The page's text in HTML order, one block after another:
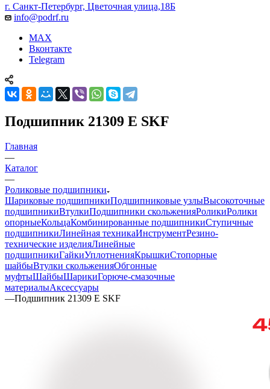
г. Санкт-Петербург, Цветочная улица,18Б
info@podrf.ru
MAX
Вконтакте
Telegram
Подшипник 21309 E SKF
Главная
—
Каталог
—
Роликовые подшипники
Шариковые подшипникиПодшипниковые узлыВысокоточные
подшипникиВтулкиПодшипники скольженияРоликиРолики
опорныеКольцаКомбинированные подшипникиСтупичные
подшипникиЛинейная техникаИнструментРезино-
технические изделияЛинейные
подшипникиГайкиУплотненияКрышкиСтопорные
шайбыВтулки скольженияОбгонные
муфтыШайбыШарикиГорюче-смазочные
материалыАксессуары
—Подшипник 21309 E SKF